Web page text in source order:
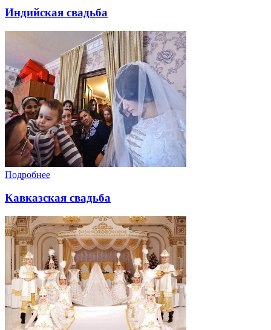
Индийская свадьба
Подробнее
Кавказская свадьба